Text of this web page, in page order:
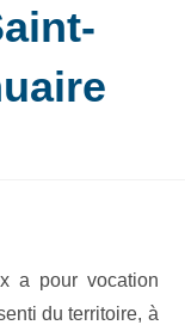
a pour vocation
du territoire, à